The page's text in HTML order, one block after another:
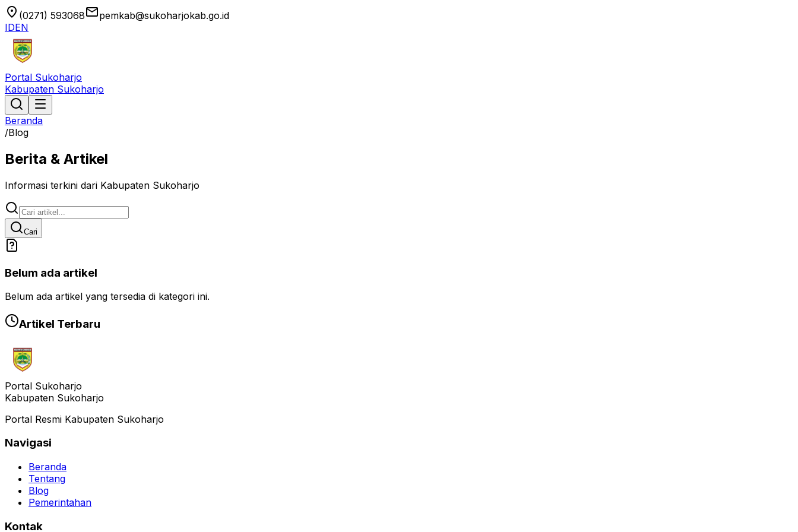
location_on (0271) 593068emailpemkab@sukoharjokab.go.id
IDEN
Portal Sukoharjo
Kabupaten Sukoharjo
Beranda
/Blog
Berita & Artikel
Informasi terkini dari Kabupaten Sukoharjo
Cari
Belum ada artikel
Belum ada artikel yang tersedia di kategori ini.
Artikel Terbaru
Portal Sukoharjo
Kabupaten Sukoharjo
Portal Resmi Kabupaten Sukoharjo
Navigasi
Beranda
Tentang
Blog
Pemerintahan
Kontak